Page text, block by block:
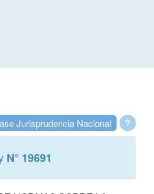
?
Jurisprudencia Nacional
N° 19691